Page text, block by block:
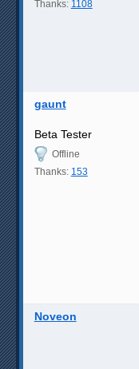
Thanks: 1108
gaunt
Beta Tester
Offline
Thanks: 153
Noveon